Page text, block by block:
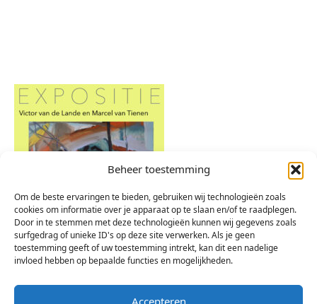
Beheer toestemming
Om de beste ervaringen te bieden, gebruiken wij technologieën zoals
cookies om informatie over je apparaat op te slaan en/of te raadplegen.
Door in te stemmen met deze technologieën kunnen wij gegevens zoals
surfgedrag of unieke ID's op deze site verwerken. Als je geen
toestemming geeft of uw toestemming intrekt, kan dit een nadelige
invloed hebben op bepaalde functies en mogelijkheden.
Accepteren